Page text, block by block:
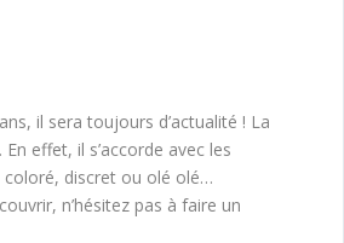
il sera toujours d’actualité ! La
effet, il s’accorde avec les
discret ou olé olé…
n’hésitez pas à faire un